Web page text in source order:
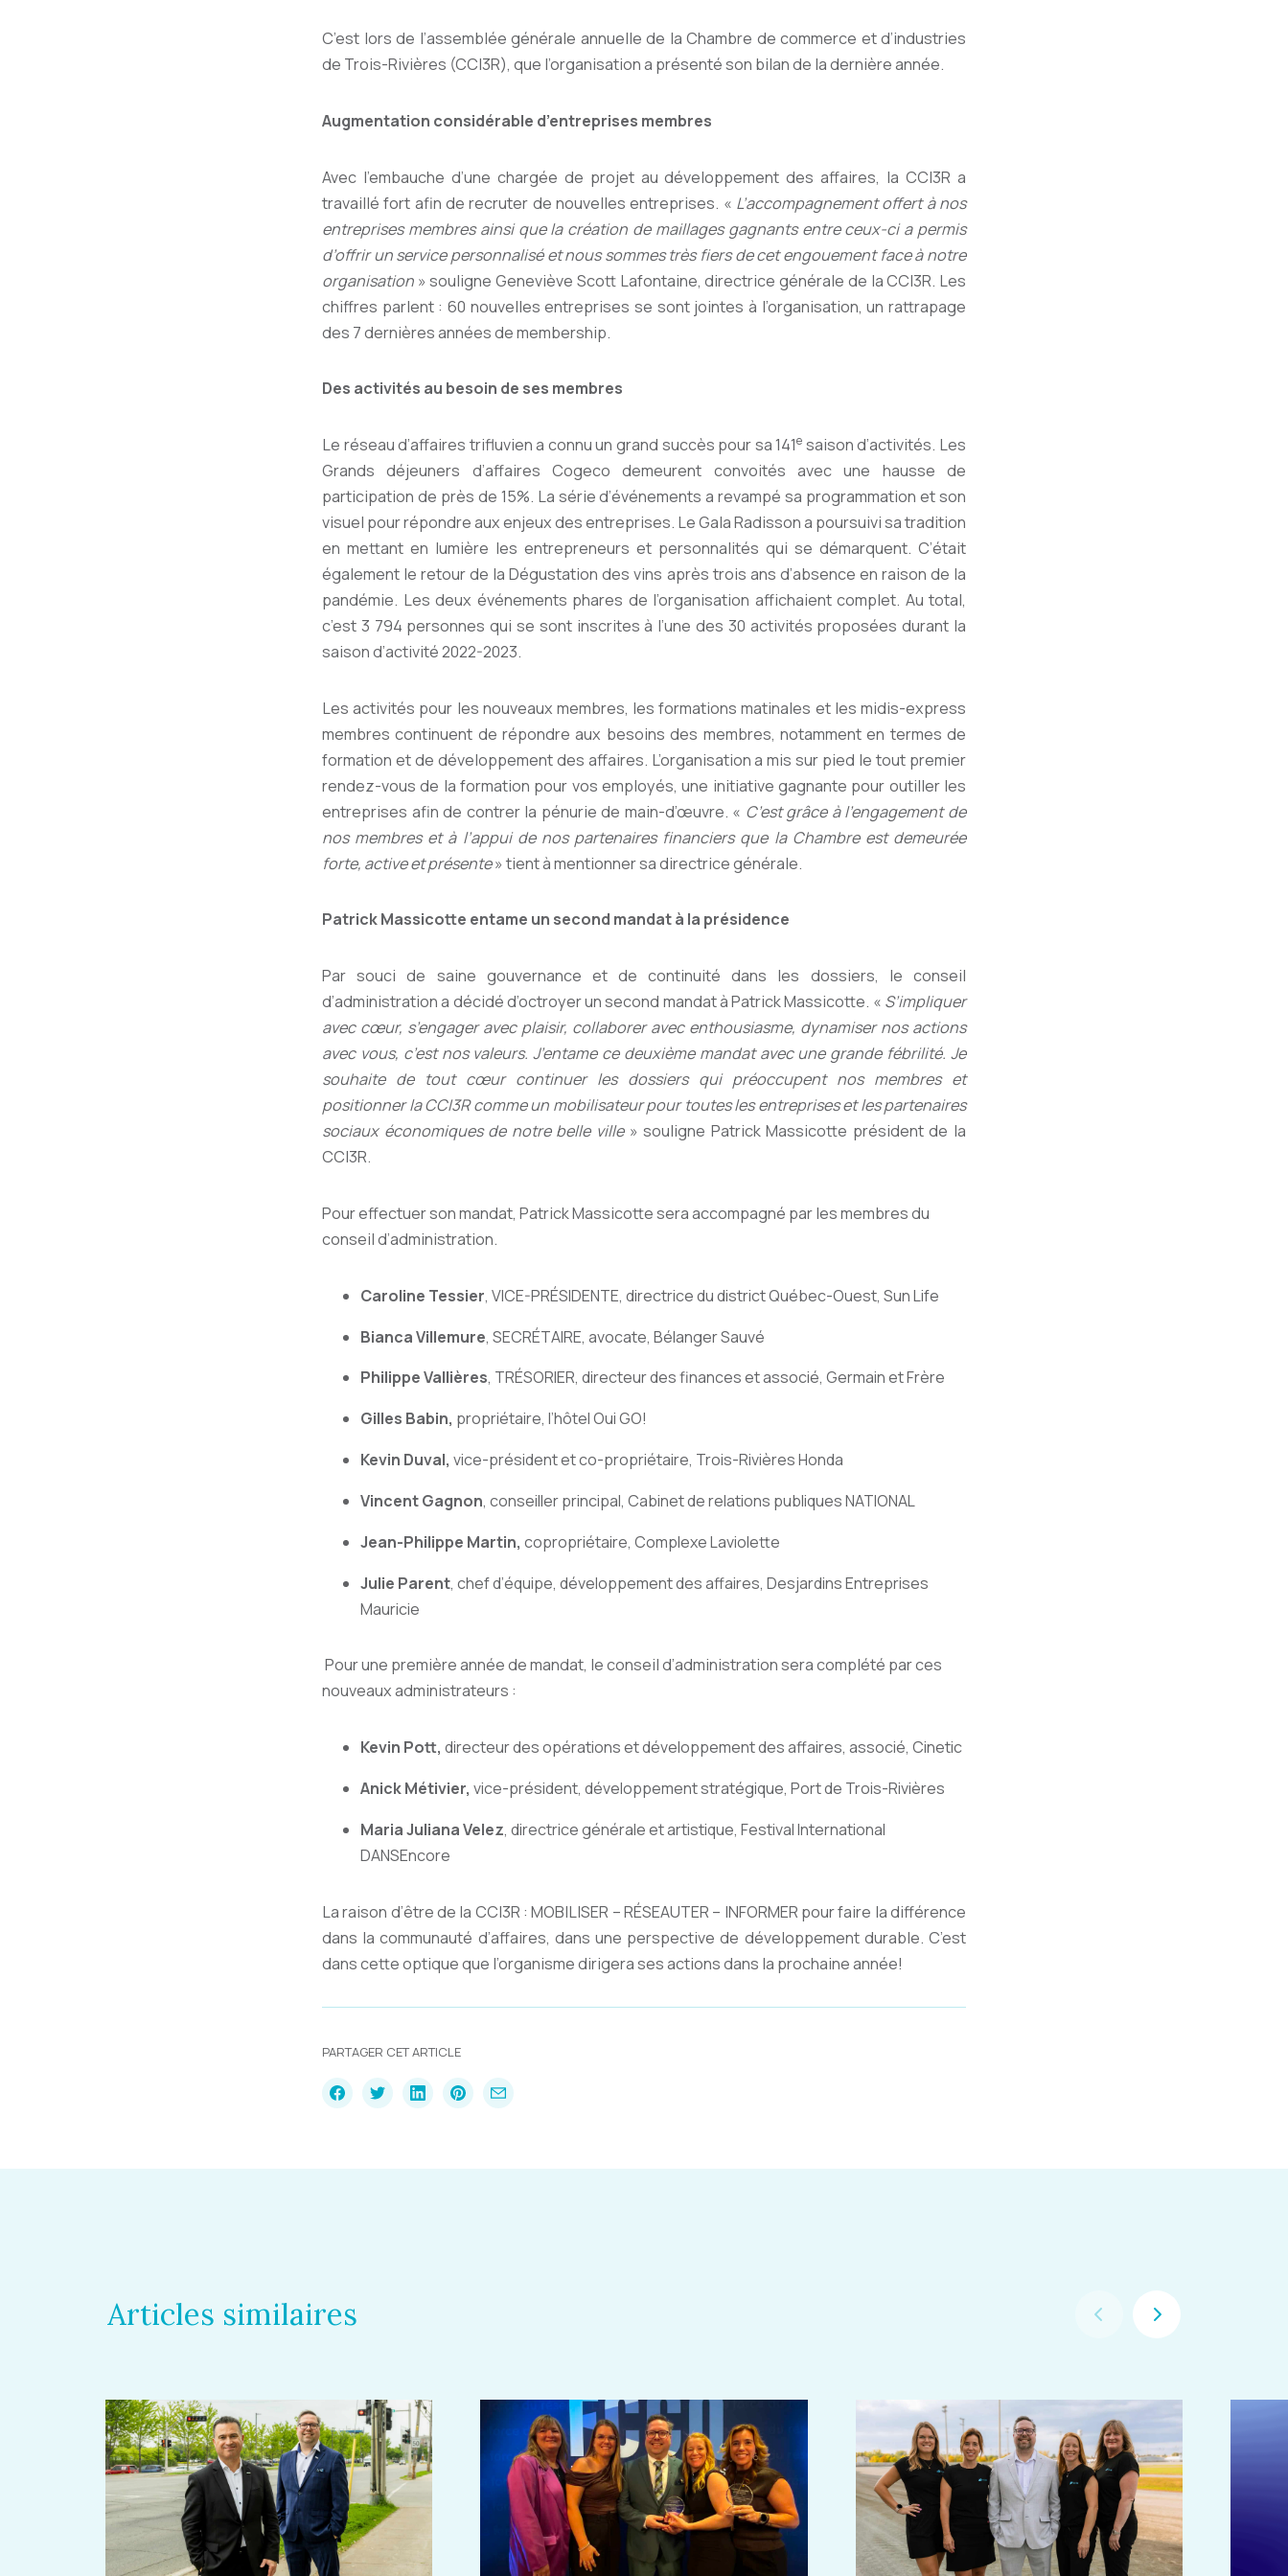
C’est lors de l’assemblée générale annuelle de la Chambre de commerce et d’industries
de Trois-Rivières (CCI3R), que l’organisation a présenté son bilan de la dernière année.
Augmentation considérable d’entreprises membres
Avec l’embauche d’une chargée de projet au développement des affaires, la CCI3R a
travaillé fort afin de recruter de nouvelles entreprises. « L’accompagnement offert à nos
entreprises membres ainsi que la création de maillages gagnants entre ceux-ci a permis
d’offrir un service personnalisé et nous sommes très fiers de cet engouement face à notre
organisation » souligne Geneviève Scott Lafontaine, directrice générale de la CCI3R. Les
chiffres parlent : 60 nouvelles entreprises se sont jointes à l’organisation, un rattrapage
des 7 dernières années de membership.
Des activités au besoin de ses membres
Le réseau d’affaires trifluvien a connu un grand succès pour sa 141e saison d’activités. Les
Grands déjeuners d’affaires Cogeco demeurent convoités avec une hausse de
participation de près de 15%. La série d’événements a revampé sa programmation et son
visuel pour répondre aux enjeux des entreprises. Le Gala Radisson a poursuivi sa tradition
en mettant en lumière les entrepreneurs et personnalités qui se démarquent. C’était
également le retour de la Dégustation des vins après trois ans d’absence en raison de la
pandémie. Les deux événements phares de l’organisation affichaient complet. Au total,
c’est 3 794 personnes qui se sont inscrites à l’une des 30 activités proposées durant la
saison d’activité 2022-2023.
Les activités pour les nouveaux membres, les formations matinales et les midis-express
membres continuent de répondre aux besoins des membres, notamment en termes de
formation et de développement des affaires. L’organisation a mis sur pied le tout premier
rendez-vous de la formation pour vos employés, une initiative gagnante pour outiller les
entreprises afin de contrer la pénurie de main-d’œuvre. « C’est grâce à l’engagement de
nos membres et à l’appui de nos partenaires financiers que la Chambre est demeurée
forte, active et présente» tient à mentionner sa directrice générale.
Patrick Massicotte entame un second mandat à la présidence
Par souci de saine gouvernance et de continuité dans les dossiers, le conseil
d’administration a décidé d’octroyer un second mandat à Patrick Massicotte. « S’impliquer
avec cœur, s’engager avec plaisir, collaborer avec enthousiasme, dynamiser nos actions
avec vous, c’est nos valeurs. J’entame ce deuxième mandat avec une grande fébrilité. Je
souhaite de tout cœur continuer les dossiers qui préoccupent nos membres et
positionner la CCI3R comme un mobilisateur pour toutes les entreprises et les partenaires
sociaux économiques de notre belle ville » souligne Patrick Massicotte président de la
CCI3R.
Pour effectuer son mandat, Patrick Massicotte sera accompagné par les membres du
conseil d’administration.
Caroline Tessier, VICE-PRÉSIDENTE, directrice du district Québec-Ouest, Sun Life
Bianca Villemure, SECRÉTAIRE, avocate, Bélanger Sauvé
Philippe Vallières, TRÉSORIER, directeur des finances et associé, Germain et Frère
Gilles Babin, propriétaire, l’hôtel Oui GO!
Kevin Duval, vice-président et co-propriétaire, Trois-Rivières Honda
Vincent Gagnon, conseiller principal, Cabinet de relations publiques NATIONAL
Jean-Philippe Martin, copropriétaire, Complexe Laviolette
Julie Parent, chef d’équipe, développement des affaires, Desjardins Entreprises
Mauricie
Pour une première année de mandat, le conseil d’administration sera complété par ces
nouveaux administrateurs :
Kevin Pott, directeur des opérations et développement des affaires, associé, Cinetic
Anick Métivier, vice-président, développement stratégique, Port de Trois-Rivières
Maria Juliana Velez, directrice générale et artistique, Festival International
DANSEncore
La raison d’être de la CCI3R : MOBILISER – RÉSEAUTER – INFORMER pour faire la différence
dans la communauté d’affaires, dans une perspective de développement durable. C’est
dans cette optique que l’organisme dirigera ses actions dans la prochaine année!
PARTAGER CET ARTICLE
Articles similaires